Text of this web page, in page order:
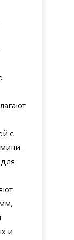
с
и